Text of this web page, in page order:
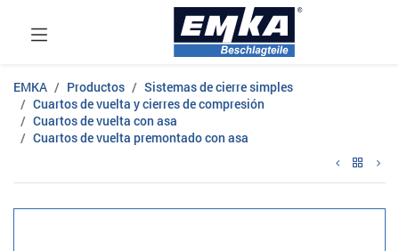
EMKA Productos
Sistemas de cierre simples
Cuartos de vuelta y cierres de compresión
Cuartos de vuelta con asa
Cuartos de vuelta premontado con asa